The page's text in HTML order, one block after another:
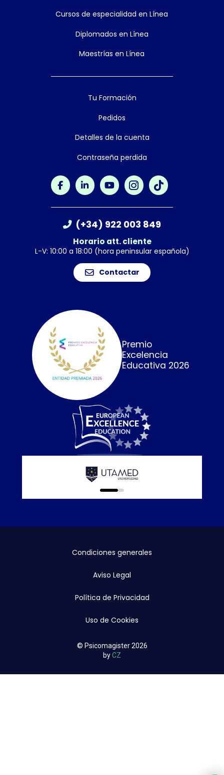
Cursos de especialidad en Línea
Diplomados en Línea
Maestrías en Línea
Tu Formación
Pedidos
Detalles de la cuenta
Contraseña perdida
(+34) 922 003 849
Horario att. cliente
L-V: 10:00 a 18:00 (hora peninsular española)
Contactar
Premio
Excelencia
Educativa 2026
0
1
Condiciones generales
Aviso Legal
Política de Privacidad
Uso de Cookies
© Psicomagister 2026
byCZ